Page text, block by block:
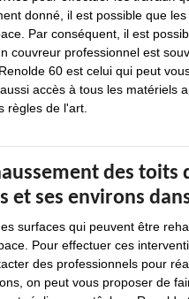
donné, il est possible que
Par conséquent, il est
couvreur professionnel est
60 est celui qui peut
accès à tous les matériels
règles de l'art.
des toits
et ses environs
surfaces qui peuvent être
Pour effectuer ces
des professionnels pour
on peut vous proposer de